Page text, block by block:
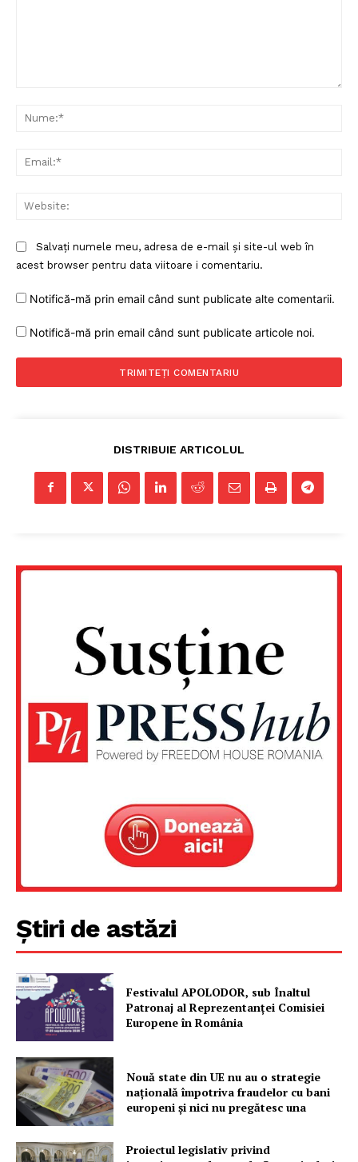
FREEDOM HOUSE ROMÂNIA
PRESShub
Despre noi / Echipa
Rețea
Contact
Salvați numele meu, adresa de e-mail și site-ul web în
acest browser pentru data viitoare i comentariu.
Notifică-mă prin email când sunt publicate alte comentarii.
Notifică-mă prin email când sunt publicate articole noi.
DISTRIBUIE ARTICOLUL
Știri de astăzi
Festivalul APOLODOR, sub Înaltul
Patronaj al Reprezentanței Comisiei
Europene în România
Nouă state din UE nu au o strategie
națională împotriva fraudelor cu bani
europeni și nici nu pregătesc una
Proiectul legislativ privind